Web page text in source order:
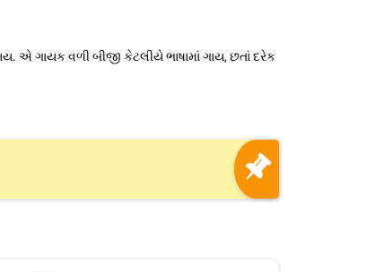
એ ગાયક વળી બીજી કેટલીયે ભાષામાં ગાય, છતાં દરેક